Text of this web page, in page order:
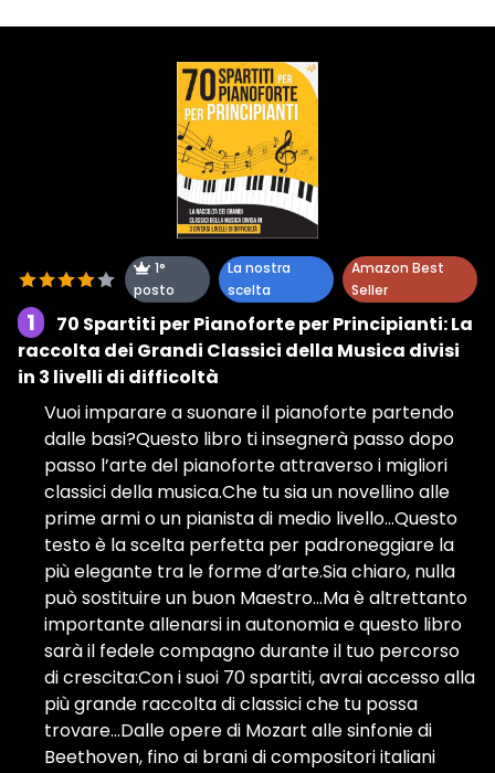
1°
posto
La nostra
scelta
Amazon Best
Seller
1
70 Spartiti per Pianoforte per Principianti: La
raccolta dei Grandi Classici della Musica divisi
in 3 livelli di difficoltà
Vuoi imparare a suonare il pianoforte partendo
dalle basi?Questo libro ti insegnerà passo dopo
passo l’arte del pianoforte attraverso i migliori
classici della musica.Che tu sia un novellino alle
prime armi o un pianista di medio livello...Questo
testo è la scelta perfetta per padroneggiare la
più elegante tra le forme d’arte.Sia chiaro, nulla
può sostituire un buon Maestro...Ma è altrettanto
importante allenarsi in autonomia e questo libro
sarà il fedele compagno durante il tuo percorso
di crescita:Con i suoi 70 spartiti, avrai accesso alla
più grande raccolta di classici che tu possa
trovare...Dalle opere di Mozart alle sinfonie di
Beethoven, fino ai brani di compositori italiani